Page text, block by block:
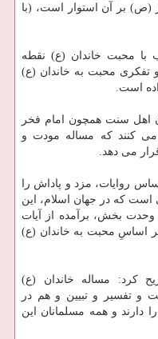
(ص) بر آن استوار است، (با
با محبت خاندان (ع) نقطه
محبت به خاندان (ع)
است.
اهل سنت همچون امام فخر
می کنند که مساله مودت و
می دهد.
روایات، مزد و پاداش را
است که در جهان اسلام، این
بخش، برآمده از آیات
اساسِ محبت به خاندان (ع)
کرد: مساله خاندان (ع)
و تفسیر و تبیین و هم در
دارند و همه مسلمانان این